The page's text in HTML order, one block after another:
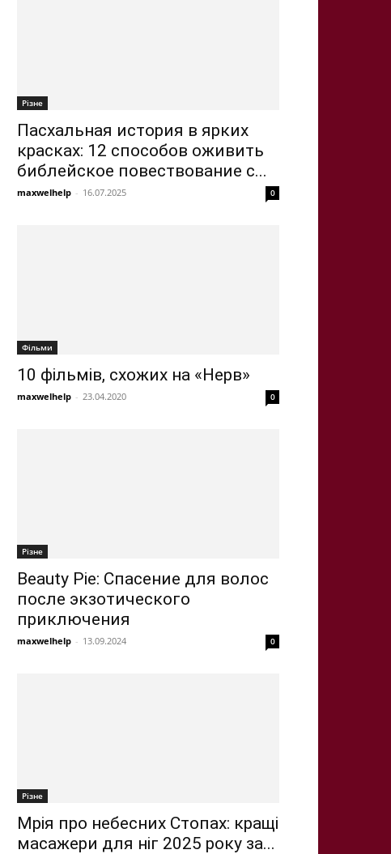
Різне
Пасхальная история в ярких
красках: 12 способов оживить
библейское повествование с...
maxwelhelp - 16.07.2025 0
Фільми
10 фільмів, схожих на «Нерв»
maxwelhelp - 23.04.2020 0
Різне
Beauty Pie: Спасение для волос
после экзотического
приключения
maxwelhelp - 13.09.2024 0
Різне
Мрія про небесних Стопах: кращі
масажери для ніг 2025 року за...